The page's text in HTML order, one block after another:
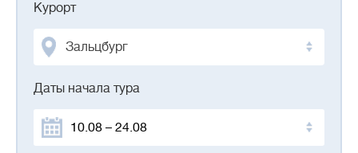
Курорт
Зальцбург
Даты начала тура